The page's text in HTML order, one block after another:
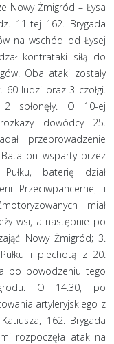
Nowy Żmigród – Łysa
11-tej 162. Brygada
na wschód od Łysej
kontrataki siłą do
Oba ataki zostały
60 ludzi oraz 3 czołgi.
spłonęły. O 10-ej
dowódcy 25.
przeprowadzenie
wsparty przez
baterię dział
Przeciwpancernej i
miał
wsi, a następnie po
Nowy Żmigród; 3.
i piechotą z 20.
po powodzeniu tego
O 14.30, po
artyleryjskiego z
162. Brygada
rozpoczęła atak na